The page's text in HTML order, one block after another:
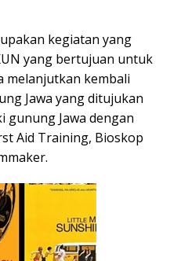
kegiatan yang
yang bertujuan untuk
melanjutkan kembali
Jawa yang ditujukan
gunung Jawa dengan
Aid Training, Bioskop